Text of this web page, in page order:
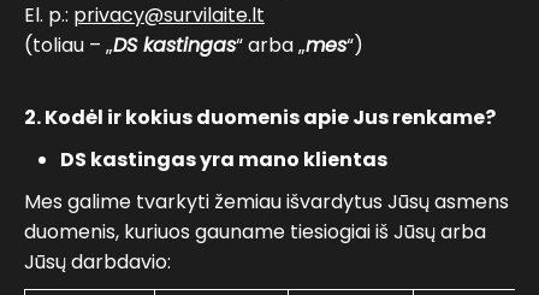
El. p.: privacy@survilaite.lt
(toliau – „DS kastingas“ arba „mes“)
2. Kodėl ir kokius duomenis apie Jus renkame?
DS kastingas yra mano klientas
Mes galime tvarkyti žemiau išvardytus Jūsų asmens
duomenis, kuriuos gauname tiesiogiai iš Jūsų arba
Jūsų darbdavio: